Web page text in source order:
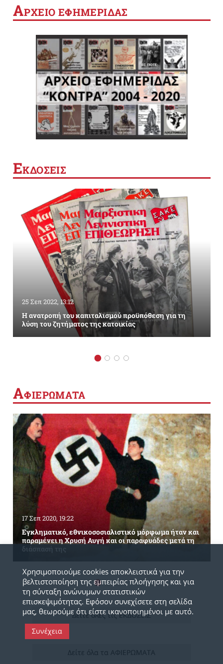
ΑΡΧΕΙΟ ΕΦΗΜΕΡΙΔΑΣ
ΕΚΔΟΣΕΙΣ
25 Σεπ 2022, 13:12
Η ανατροπή του καπιταλισμού προϋπόθεση για τη
λύση του ζητήματος της κατοικίας
ΑΦΙΕΡΩΜΑΤΑ
17 Σεπ 2020, 19:22
Εγκληματικό, εθνικοσοσιαλιστικό μόρφωμα ήταν και
παραμένει η Χρυσή Αυγή και οι παραφυάδες μετά τη
διάσπασή της
Δείτε όλες τις ΕΚΔΟΣΕΙΣ
Χρησιμοποιούμε cookies αποκλειστικά για την
βελτιστοποίηση της εμπειρίας πλοήγησης και για
τη σύνταξη ανώνυμων στατιστικών
επισκεψιμότητας. Εφόσον συνεχίσετε στη σελίδα
μας, θεωρούμε ότι είστε ικανοποιημένοι με αυτό.
Συνέχεια